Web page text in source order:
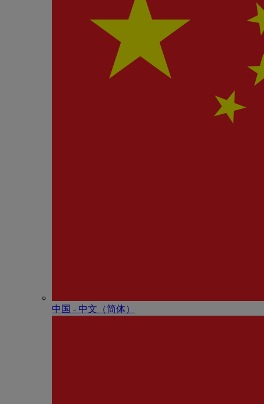
中国 - 中⽂（简体）